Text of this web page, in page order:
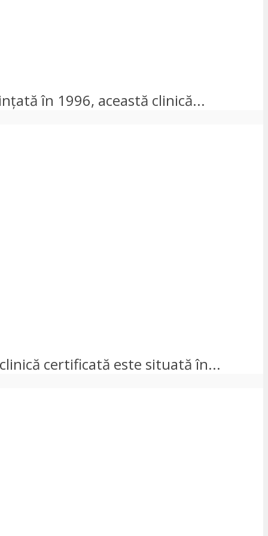
în 1996, această clinică...
certificată este situată în...